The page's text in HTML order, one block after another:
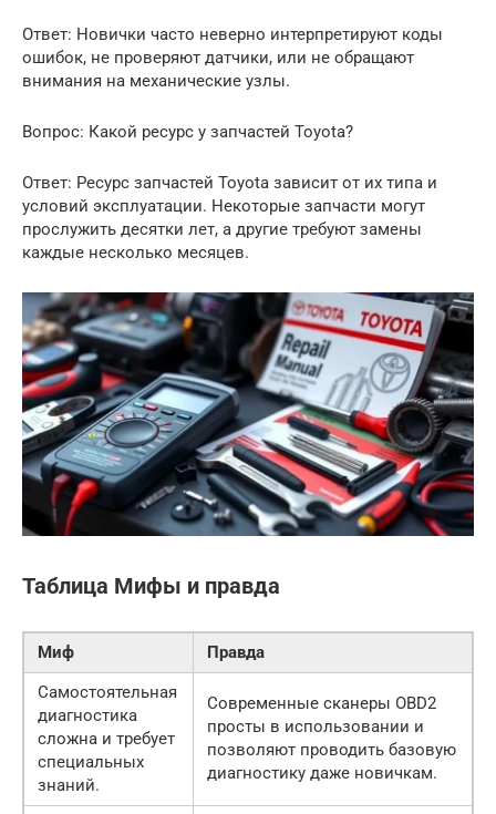
Ответ: Новички часто неверно интерпретируют коды
ошибок, не проверяют датчики, или не обращают
внимания на механические узлы.
Вопрос: Какой ресурс у запчастей Toyota?
Ответ: Ресурс запчастей Toyota зависит от их типа и
условий эксплуатации. Некоторые запчасти могут
прослужить десятки лет, а другие требуют замены
каждые несколько месяцев.
Таблица Мифы и правда
Миф
Правда
Самостоятельная
диагностика
сложна и требует
специальных
знаний.
Современные сканеры OBD2
просты в использовании и
позволяют проводить базовую
диагностику даже новичкам.